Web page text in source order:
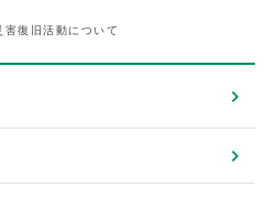
害復旧活動について